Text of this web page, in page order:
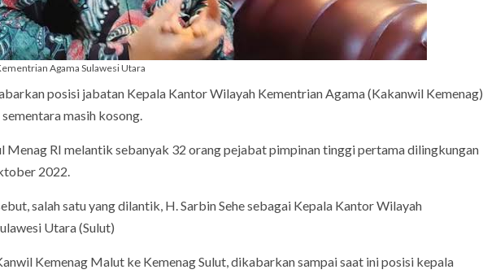
Agama Sulawesi Utara
posisi jabatan Kepala Kantor Wilayah Kementrian Agama (Kakanwil Kemenag)
masih kosong.
Menag RI melantik sebanyak 32 orang pejabat pimpinan tinggi pertama dilingkungan
2022.
salah satu yang dilantik, H. Sarbin Sehe sebagai Kepala Kantor Wilayah
Utara (Sulut)
Kemenag Malut ke Kemenag Sulut, dikabarkan sampai saat ini posisi kepala